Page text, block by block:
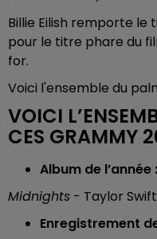
Billie Eilish remporte le
pour le titre phare du
for.
Voici l'ensemble du
VOICI
CES GRAMMY
Album de l’année :
Midnights - Taylor Swift
Enregistrement